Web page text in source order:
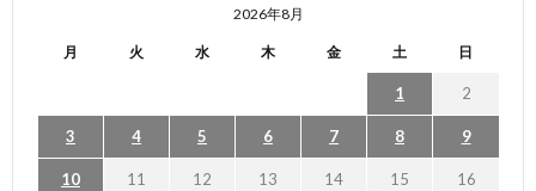
2026年8月
月 火 水 木 金 土 日
1 2
3 4 5 6 7 8 9
10 11 12 13 14 15 16